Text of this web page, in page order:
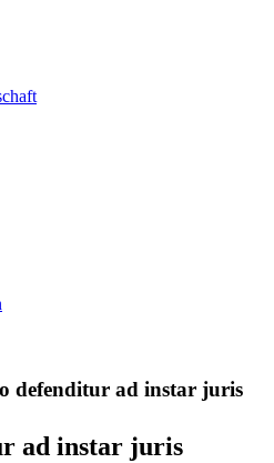
defenditur ad instar juris
ad instar juris